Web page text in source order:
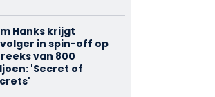
Hanks krijgt
in spin-off op
van 800
'Secret of